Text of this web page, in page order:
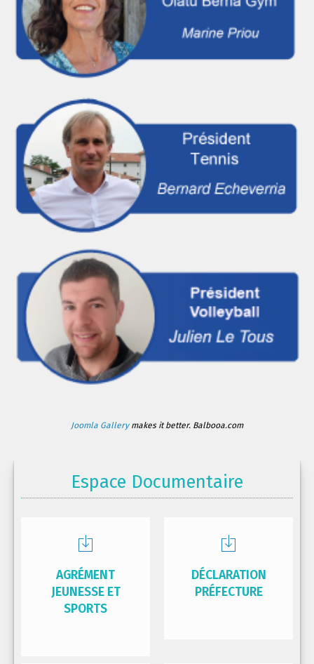
Joomla Gallerymakes it better. Balbooa.com
Espace Documentaire
AGRÉMENT
JEUNESSE ET
SPORTS
DÉCLARATION
PRÉFECTURE